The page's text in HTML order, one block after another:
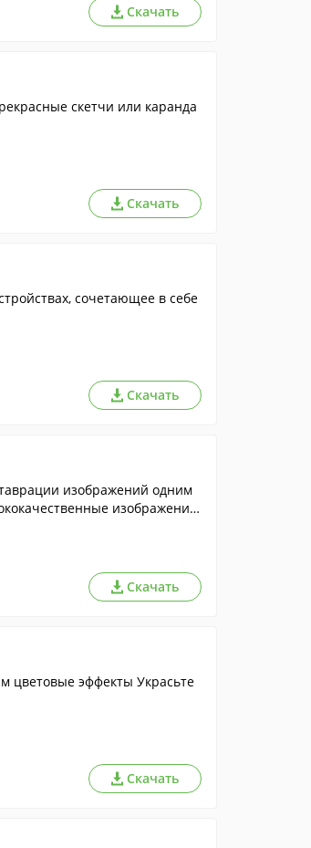
Скачать
скетчи или каранда
Скачать
сочетающее в себе
Скачать
изображений одним
изображения
Скачать
цветовые эффекты Украсьте
Скачать